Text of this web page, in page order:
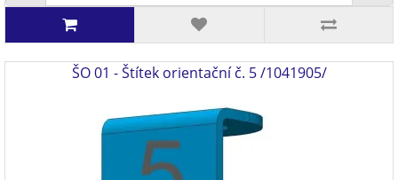
ŠO 01 - Štítek orientační č. 5 /1041905/